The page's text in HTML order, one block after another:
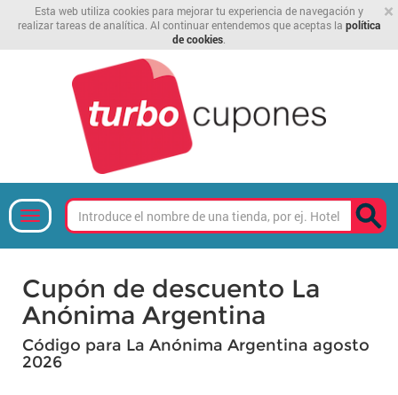
×
Esta web utiliza cookies para mejorar tu experiencia de navegación y
realizar tareas de analítica. Al continuar entendemos que aceptas la política
de cookies
Cupón de descuento La
Anónima Argentina
Código para La Anónima Argentina agosto
2026